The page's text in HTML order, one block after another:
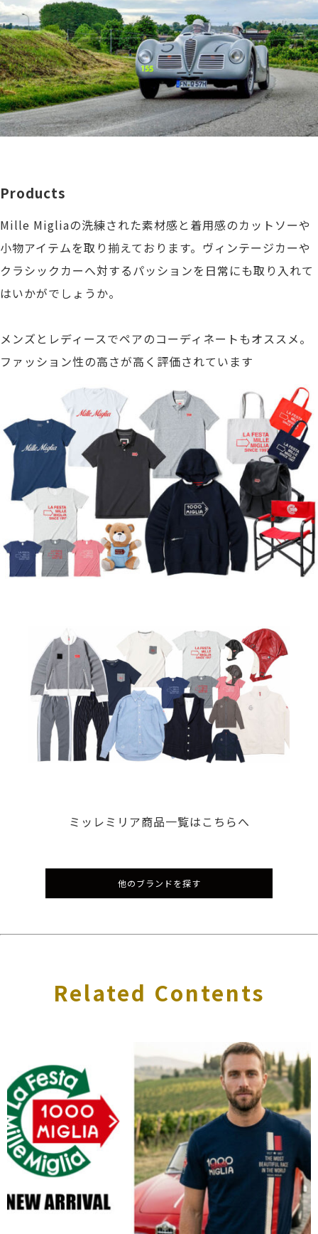
Products
Mille Migliaの洗練された素材感と着用感のカットソーや
小物アイテムを取り揃えております。ヴィンテージカーや
クラシックカーへ対するパッションを日常にも取り入れて
はいかがでしょうか。
メンズとレディースでペアのコーディネートもオススメ。
ファッション性の高さが高く評価されています
ミッレミリア商品一覧はこちらへ
他のブランドを探す
Related Contents